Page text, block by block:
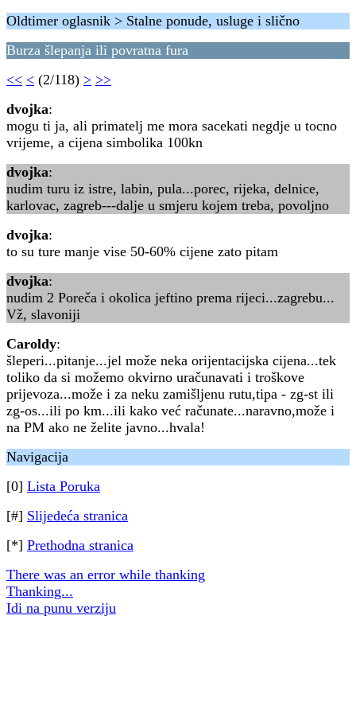
Oldtimer oglasnik > Stalne ponude, usluge i slično
Burza šlepanja ili povratna fura
<< < (2/118) > >>
dvojka:
mogu ti ja, ali primatelj me mora sacekati negdje u tocno
vrijeme, a cijena simbolika 100kn
dvojka:
nudim turu iz istre, labin, pula...porec, rijeka, delnice,
karlovac, zagreb---dalje u smjeru kojem treba, povoljno
dvojka:
to su ture manje vise 50-60% cijene zato pitam
dvojka:
nudim 2 Poreča i okolica jeftino prema rijeci...zagrebu...
Vž, slavoniji
Caroldy:
šleperi...pitanje...jel može neka orijentacijska cijena...tek
toliko da si možemo okvirno uračunavati i troškove
prijevoza...može i za neku zamišljenu rutu,tipa - zg-st ili
zg-os...ili po km...ili kako već računate...naravno,može i
na PM ako ne želite javno...hvala!
Navigacija
[0] Lista Poruka
[#] Slijedeća stranica
[*] Prethodna stranica
There was an error while thanking
Thanking...
Idi na punu verziju